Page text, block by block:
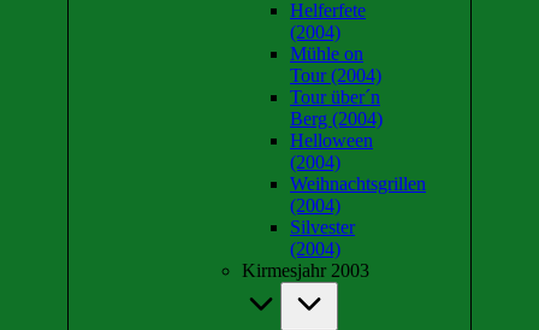
Helferfete
(2004)
Mühle on
Tour (2004)
Tour über´n
Berg (2004)
Helloween
(2004)
Weihnachtsgrillen
(2004)
Silvester
(2004)
Kirmesjahr 2003